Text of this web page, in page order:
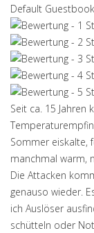
Default Guestbook
Seit ca. 15 Jahren
Sommer eiskalte,
manchmal warm,
Die Attacken
genauso wieder.
ich Auslöser
schütteln oder